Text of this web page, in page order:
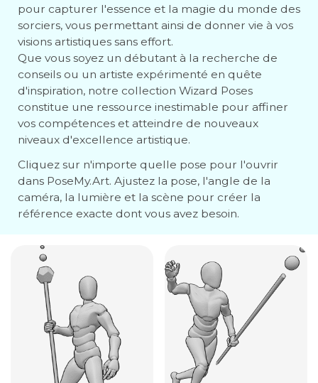
pour capturer l'essence et la magie du monde des
sorciers, vous permettant ainsi de donner vie à vos
visions artistiques sans effort.
Que vous soyez un débutant à la recherche de
conseils ou un artiste expérimenté en quête
d'inspiration, notre collection Wizard Poses
constitue une ressource inestimable pour affiner
vos compétences et atteindre de nouveaux
niveaux d'excellence artistique.
Cliquez sur n'importe quelle pose pour l'ouvrir
dans PoseMy.Art. Ajustez la pose, l'angle de la
caméra, la lumière et la scène pour créer la
référence exacte dont vous avez besoin.